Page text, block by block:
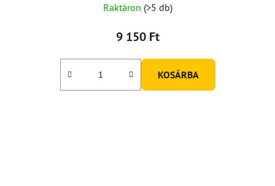
Raktáron (>5 db)
9 150 Ft
KOSÁRBA